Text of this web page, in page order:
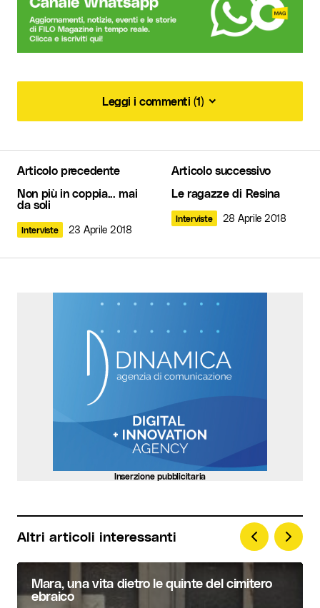
Leggi i commenti (1)
[…] sua collaborazione con la nuova Biblioteca
Anna Frank di Copparo, per la quale ha realizzato
il murales in […]
Le copertine immaginate di Lorenzo Miola - Moscerini tra le
pagine
14 Dicembre 2020 at 18:45
Rispondi
Il tuo indirizzo email non sarà pubblicato.
campi obbligatori sono contrassegnati
Your Name*
Your E-mail*
Invia commento
Articolo precedente
Non più in coppia... mai
da soli
Interviste 23 Aprile 2018
Articolo successivo
Le ragazze di Resina
Interviste 28 Aprile 2018
Inserzione pubblicitaria
Altri articoli interessanti
Mara, una vita dietro le quinte del cimitero
ebraico